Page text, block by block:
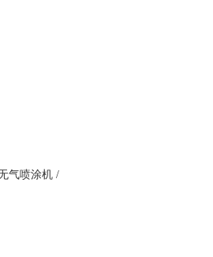
气喷涂机 /